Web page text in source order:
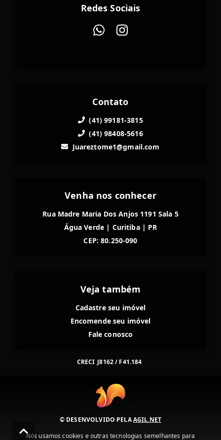
Redes Sociais
Contato
(41) 99181-3815
(41) 98408-5616
Juareztome1@gmail.com
Venha nos conhecer
Rua Madre Maria Dos Anjos 1191 Sala 5
Água Verde | Curitiba | PR
CEP: 80.250-090
Veja também
Cadastre seu imóvel
Encomende seu imóvel
Fale conosco
CRECI J8162 / F41.184
© DESENVOLVIDO PELAAGIL.NET
Nós usamos cookies e outras tecnologias semelhantes para